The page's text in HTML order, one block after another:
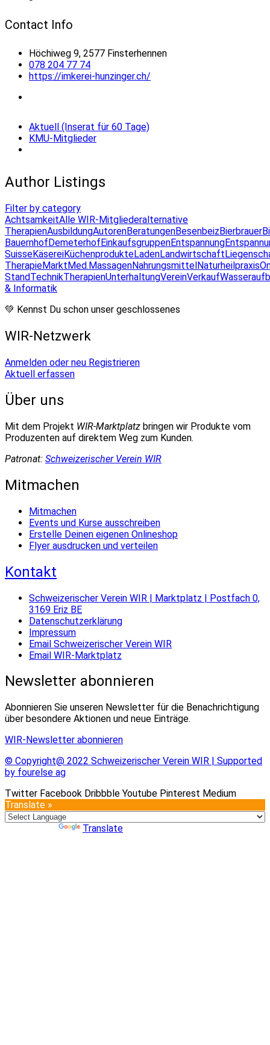
Contact Info
Höchiweg 9, 2577 Finsterhennen
078 204 77 74
https://imkerei-hunzinger.ch/
Aktuell (Inserat für 60 Tage)
KMU-Mitglieder
Author Listings
Filter by category
AchtsamkeitAlle WIR-Mitgliederalternative
TherapienAusbildungAutorenBeratungenBesenbeizBierbrauer
BauernhofDemeterhofEinkaufsgruppenEntspannung
SuisseKäsereiKüchenprodukteLadenLandwirtschaft
TherapieMarktMed.MassagenNahrungsmittelNaturheilpraxis
StandTechnikTherapienUnterhaltungVereinVerkauf
& Informatik
💚 Kennst Du schon unser geschlossenes
WIR-Netzwerk
Anmelden oder neu Registrieren
Aktuell erfassen
Über uns
Mit dem Projekt WIR-Marktplatz bringen wir Produkte vom
Produzenten auf direktem Weg zum Kunden.
Patronat: Schweizerischer Verein WIR
Mitmachen
Mitmachen
Events und Kurse ausschreiben
Erstelle Deinen eigenen Onlineshop
Flyer ausdrucken und verteilen
Kontakt
Schweizerischer Verein WIR | Marktplatz | Postfach 0,
3169 Eriz BE
Datenschutzerklärung
Impressum
Email Schweizerischer Verein WIR
Email WIR-Marktplatz
Newsletter abonnieren
Abonnieren Sie unseren Newsletter für die Benachrichtigung
über besondere Aktionen und neue Einträge.
WIR-Newsletter abonnieren
© Copyright@ 2022 Schweizerischer Verein WIR | Supported
by fourelse ag
Twitter Facebook Dribbble Youtube Pinterest Medium
Translate »
Translate